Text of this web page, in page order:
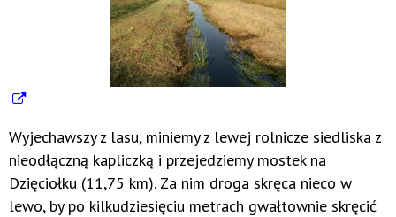
Wyjechawszy z lasu, miniemy z lewej rolnicze siedliska z
nieodłączną kapliczką i przejedziemy mostek na
Dzięciołku (11,75 km). Za nim droga skręca nieco w
lewo, by po kilkudziesięciu metrach gwałtownie skręcić